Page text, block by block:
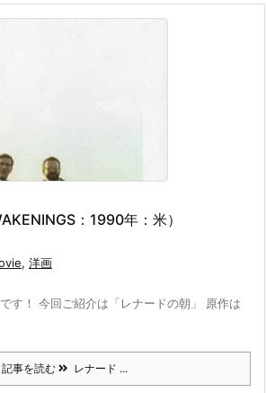
：1990年：米）
, 洋画
す！ 今回ご紹介は「レナードの朝」 原作は
記事を読む レナード ...